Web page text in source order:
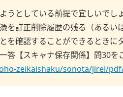
うとしている前提で宜しいで
を訂正削除履歴の残る（あるい
を確認することができるときに
答【スキャナ保存関係】問30を
zeikaishaku/sonota/jirei/pdf/